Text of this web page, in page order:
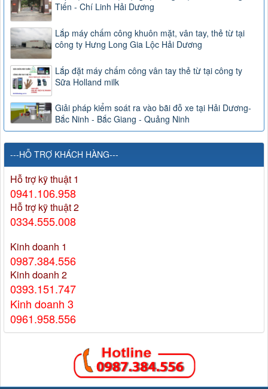
Tiến - Chí Linh Hải Dương
Lắp máy chấm công khuôn mặt, vân tay, thẻ từ tại
công ty Hưng Long Gia Lộc Hải Dương
Lắp đặt máy chấm công vân tay thẻ từ tại công ty
Sữa Holland milk
Giải pháp kiểm soát ra vào bãi đỗ xe tại Hải Dương-
Bắc Ninh - Bắc Giang - Quảng Ninh
---HỖ TRỢ KHÁCH HÀNG---
Hỗ trợ kỹ thuật 1
0941.106.958
Hỗ trợ kỹ thuật 2
0334.555.008
Kinh doanh 1
0987.384.556
Kinh doanh 2
0393.151.747
Kinh doanh 3
0961.958.556